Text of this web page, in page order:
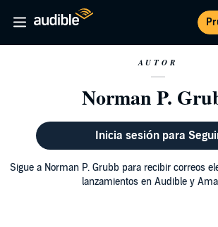
AUTOR
Norman P.
Inicia sesión para
Sigue a Norman P. Grubb para recibir correos
lanzamientos en Audible y